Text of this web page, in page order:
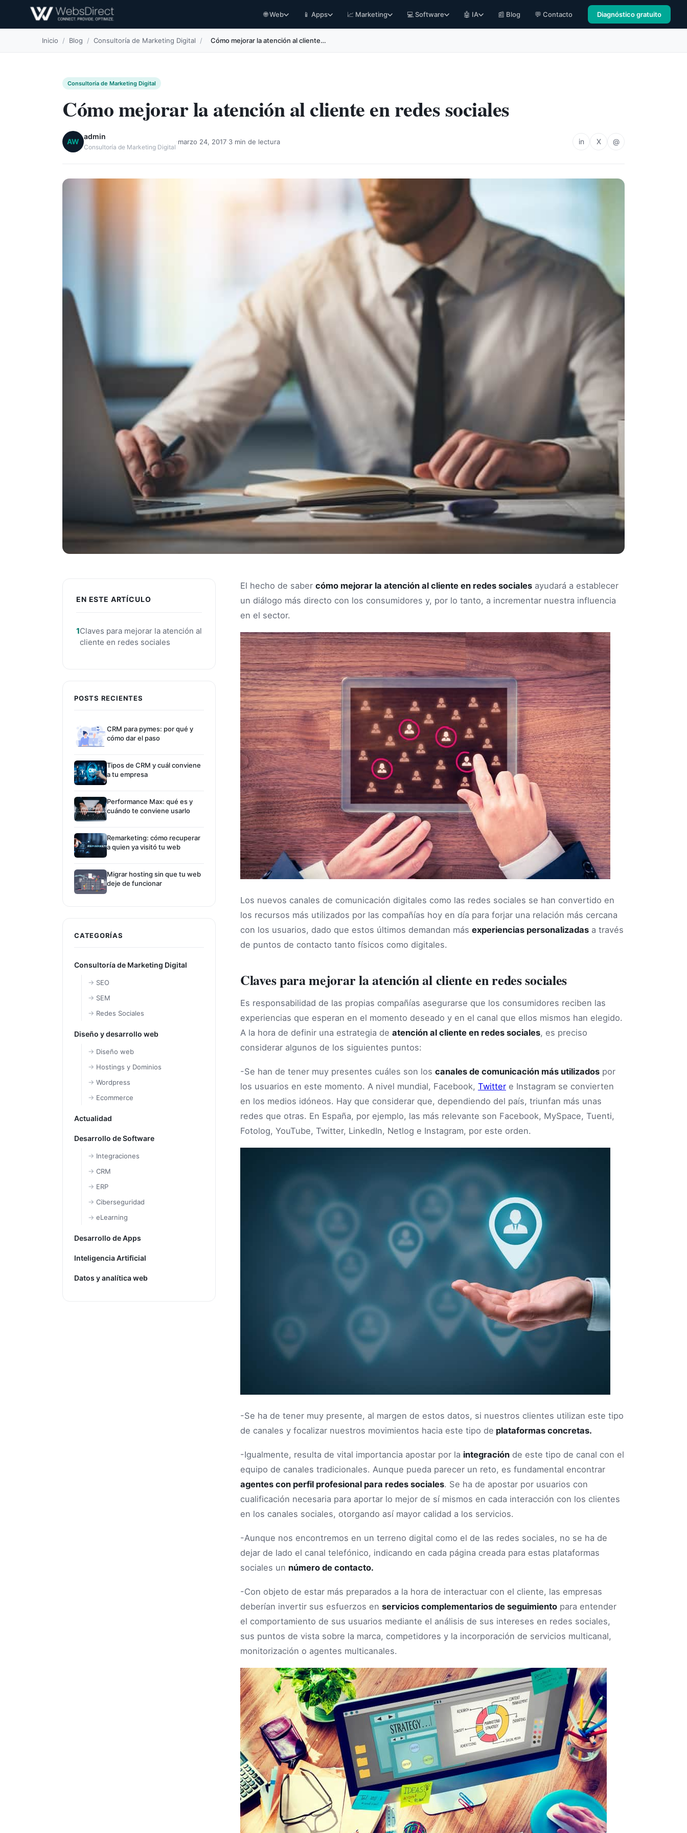
🌐 Web 📱 Apps 📈 Marketing 💻 Software 🤖 IA 📰 Blog 💬 Contacto Diagnóstico gratuito
Inicio / Blog / Consultoría de Marketing Digital / Cómo mejorar la atención al cliente…
Consultoría de Marketing Digital
Cómo mejorar la atención al cliente en redes sociales
AW
admin
Consultoría de Marketing Digital
marzo 24, 2017 3 min de lectura in X @
EN ESTE ARTÍCULO
Claves para mejorar la atención al
cliente en redes sociales
POSTS RECIENTES
CRM para pymes: por qué y
cómo dar el paso
Tipos de CRM y cuál conviene
a tu empresa
Performance Max: qué es y
cuándo te conviene usarlo
Remarketing: cómo recuperar
a quien ya visitó tu web
Migrar hosting sin que tu web
deje de funcionar
CATEGORÍAS
Consultoría de Marketing Digital
SEO
SEM
Redes Sociales
Diseño y desarrollo web
Diseño web
Hostings y Dominios
Wordpress
Ecommerce
Actualidad
Desarrollo de Software
Integraciones
CRM
ERP
Ciberseguridad
eLearning
Desarrollo de Apps
Inteligencia Artificial
Datos y analítica web
El hecho de saber cómo mejorar la atención al cliente en redes sociales ayudará a establecer
un diálogo más directo con los consumidores y, por lo tanto, a incrementar nuestra influencia
en el sector.
Los nuevos canales de comunicación digitales como las redes sociales se han convertido en
los recursos más utilizados por las compañías hoy en día para forjar una relación más cercana
con los usuarios, dado que estos últimos demandan más experiencias personalizadas a través
de puntos de contacto tanto físicos como digitales.
Claves para mejorar la atención al cliente en redes sociales
Es responsabilidad de las propias compañías asegurarse que los consumidores reciben las
experiencias que esperan en el momento deseado y en el canal que ellos mismos han elegido.
A la hora de definir una estrategia de atención al cliente en redes sociales, es preciso
considerar algunos de los siguientes puntos:
-Se han de tener muy presentes cuáles son los canales de comunicación más utilizados por
los usuarios en este momento. A nivel mundial, Facebook, Twitter e Instagram se convierten
en los medios idóneos. Hay que considerar que, dependiendo del país, triunfan más unas
redes que otras. En España, por ejemplo, las más relevante son Facebook, MySpace, Tuenti,
Fotolog, YouTube, Twitter, LinkedIn, Netlog e Instagram, por este orden.
-Se ha de tener muy presente, al margen de estos datos, si nuestros clientes utilizan este tipo
de canales y focalizar nuestros movimientos hacia este tipo de plataformas concretas.
-Igualmente, resulta de vital importancia apostar por la integración de este tipo de canal con el
equipo de canales tradicionales. Aunque pueda parecer un reto, es fundamental encontrar
agentes con perfil profesional para redes sociales. Se ha de apostar por usuarios con
cualificación necesaria para aportar lo mejor de sí mismos en cada interacción con los clientes
en los canales sociales, otorgando así mayor calidad a los servicios.
-Aunque nos encontremos en un terreno digital como el de las redes sociales, no se ha de
dejar de lado el canal telefónico, indicando en cada página creada para estas plataformas
sociales un número de contacto.
-Con objeto de estar más preparados a la hora de interactuar con el cliente, las empresas
deberían invertir sus esfuerzos en servicios complementarios de seguimiento para entender
el comportamiento de sus usuarios mediante el análisis de sus intereses en redes sociales,
sus puntos de vista sobre la marca, competidores y la incorporación de servicios multicanal,
monitorización o agentes multicanales.